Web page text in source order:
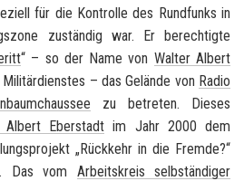
für die Kontrolle des Rundfunks in
zuständig war. Er berechtigte
“ – so der Name von Walter Albert
– das Gelände von Radio
zu betreten. Dieses
Albert Eberstadt im Jahr 2000 dem
„Rückkehr in die Fremde?“
Das vom Arbeitskreis selbständiger